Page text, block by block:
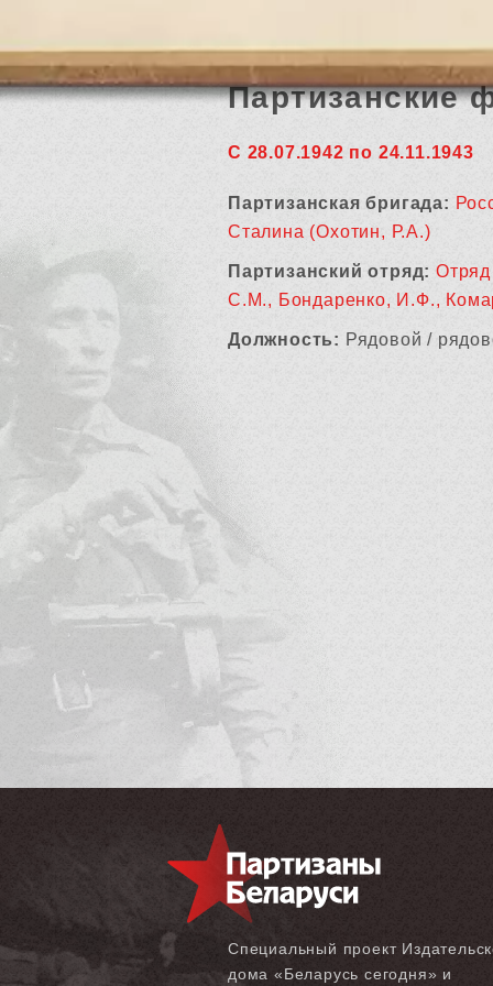
Партизанские
С 28.07.1942 по 24.11.1943
Партизанская бригада:
Сталина (Охотин, Р.А.)
Партизанский отряд:
С.М., Бондаренко, И.Ф.,
Должность: Рядовой /
Специальный проект
дома «‎Беларусь сегодня» и